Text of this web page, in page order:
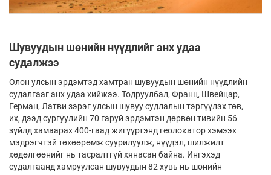
Шувуудын шөнийн нүүдлийг анх удаа
судалжээ
Олон улсын эрдэмтэд хамтран шувуудын шөнийн нүүдлийн
судалгааг анх удаа хийжээ. Тодруулбал, Франц, Швейцар,
Герман, Латви зэрэг улсын шувуу судлалын тэргүүлэх төв,
их, дээд сургуулийн 70 гаруй эрдэмтэн дөрвөн тивийн 56
зүйлд хамаарах 400-гаад жигүүртэнд геолокатор хэмээх
мэдрэгчтэй төхөөрөмж суурилуулж, нүүдэл, шилжилт
хөдөлгөөнийг нь тасралтгүй хянасан байна. Ингэхэд
судалгаанд хамруулсан шувуудын 82 хувь нь шөнийн